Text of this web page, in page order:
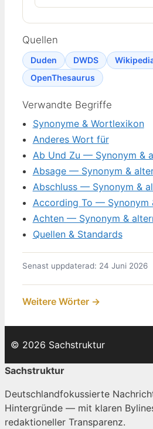
Quellen
Duden DWDS
OpenThesaurus
Verwandte Begriffe
Synonyme & Wortlexikon
Anderes Wort für
Ab Und Zu — Synonym &
Absage — Synonym &
Abschluss — Synonym &
According To — Synonym
Achten — Synonym &
Quellen & Standards
Senast uppdaterad: 24 Juni 2026
Weitere Wörter →
© 2026 Sachstruktur
Sachstruktur
Deutschlandfokussierte
Hintergründe — mit klaren
redaktioneller Transparenz.